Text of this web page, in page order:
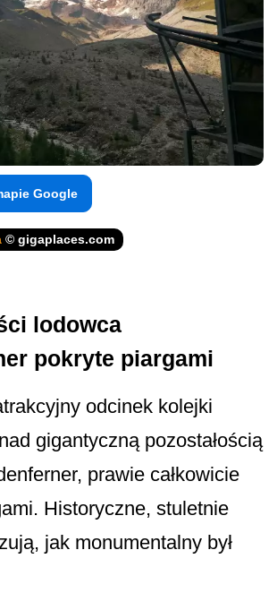
Google
© gigaplaces.com
lodowca
pokryte piargami
odcinek kolejki
gigantyczną pozostałością
prawie całkowicie
Historyczne, stuletnie
jak monumentalny był